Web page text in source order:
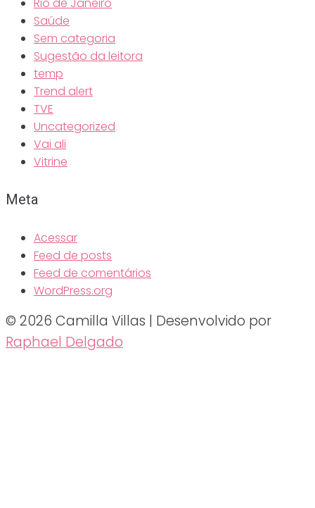
Saúde
Sem categoria
Sugestão da leitora
temp
Trend alert
TVE
Uncategorized
Vai ali
Vitrine
Meta
Acessar
Feed de posts
Feed de comentários
WordPress.org
© 2026 Camilla Villas | Desenvolvido por
Raphael Delgado